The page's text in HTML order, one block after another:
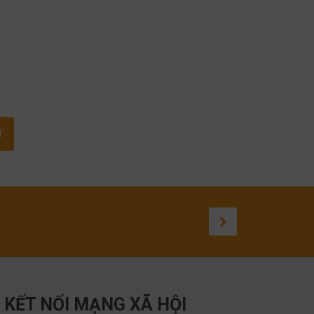
KẾT NỐI MẠNG XÃ HỘI